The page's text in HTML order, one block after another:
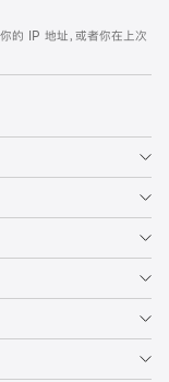
的 IP 地址，或者你在上次